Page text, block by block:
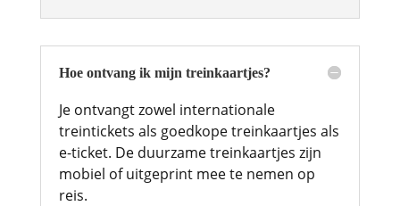
Hoe ontvang ik mijn treinkaartjes?
Je ontvangt zowel internationale
treintickets als goedkope treinkaartjes als
e-ticket. De duurzame treinkaartjes zijn
mobiel of uitgeprint mee te nemen op
reis.